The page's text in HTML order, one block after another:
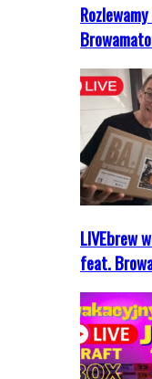
LIVEbrew
feat.